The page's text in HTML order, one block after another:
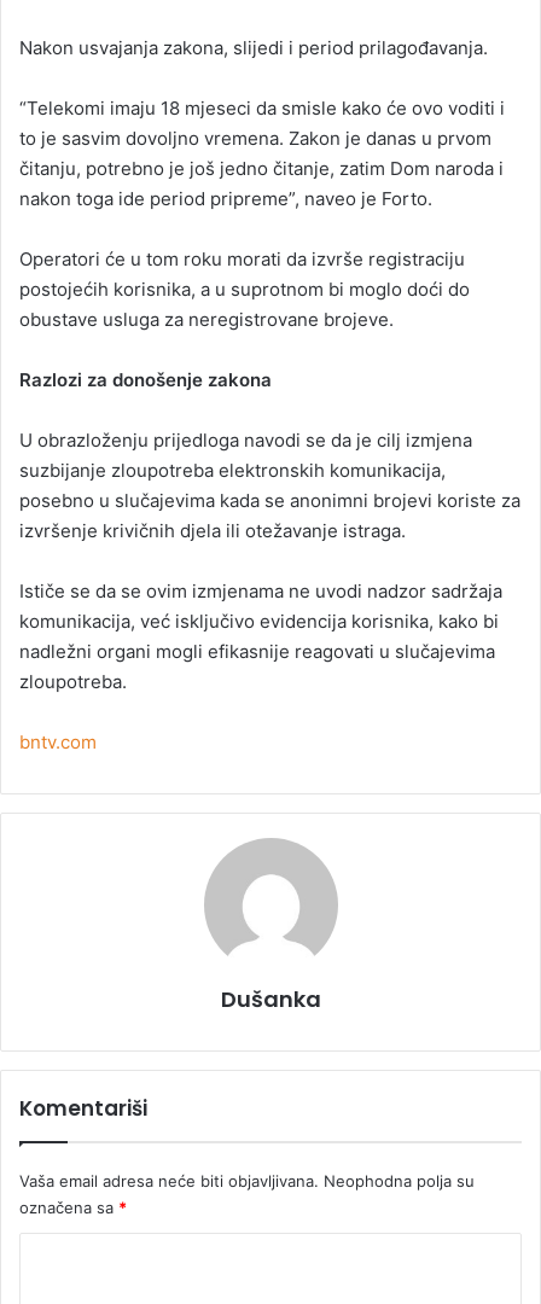
Nakon usvajanja zakona, slijedi i period prilagođavanja.
“Telekomi imaju 18 mjeseci da smisle kako će ovo voditi i
to je sasvim dovoljno vremena. Zakon je danas u prvom
čitanju, potrebno je još jedno čitanje, zatim Dom naroda i
nakon toga ide period pripreme”, naveo je Forto.
Operatori će u tom roku morati da izvrše registraciju
postojećih korisnika, a u suprotnom bi moglo doći do
obustave usluga za neregistrovane brojeve.
Razlozi za donošenje zakona
U obrazloženju prijedloga navodi se da je cilj izmjena
suzbijanje zloupotreba elektronskih komunikacija,
posebno u slučajevima kada se anonimni brojevi koriste za
izvršenje krivičnih djela ili otežavanje istraga.
Ističe se da se ovim izmjenama ne uvodi nadzor sadržaja
komunikacija, već isključivo evidencija korisnika, kako bi
nadležni organi mogli efikasnije reagovati u slučajevima
zloupotreba.
bntv.com
Dušanka
Komentariši
Vaša email adresa neće biti objavljivana. Neophodna polja su
označena sa *